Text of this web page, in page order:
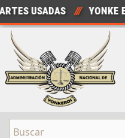
Saltar
al
contenido
USADAS /// YONKE EN